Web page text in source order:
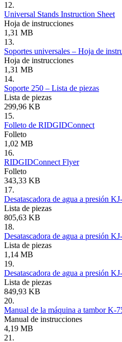
12.
Universal Stands Instruction Sheet
Hoja de instrucciones
1,31 MB
13.
Soportes universales – Hoja de
Hoja de instrucciones
1,31 MB
14.
Soporte 250 – Lista de piezas
Lista de piezas
299,96 KB
15.
Folleto de RIDGIDConnect
Folleto
1,02 MB
16.
RIDGIDConnect Flyer
Folleto
343,33 KB
17.
Desatascadora de agua a presión
Lista de piezas
805,63 KB
18.
Desatascadora de agua a presión
Lista de piezas
1,14 MB
19.
Desatascadora de agua a presión
Lista de piezas
849,93 KB
20.
Manual de la máquina a tambor K-
Manual de instrucciones
4,19 MB
21.